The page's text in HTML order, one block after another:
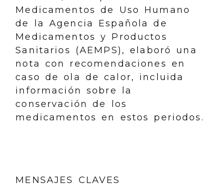
Medicamentos de Uso Humano
de la Agencia Española de
Medicamentos y Productos
Sanitarios (AEMPS), elaboró una
nota con recomendaciones en
caso de ola de calor, incluida
información sobre la
conservación de los
medicamentos en estos periodos.
MENSAJES CLAVES